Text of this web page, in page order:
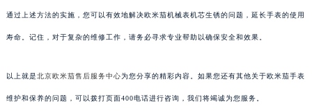
通过上述方法的实施，您可以有效地解决欧米茄机械表机芯生锈的问题，延长手表的使用
寿命。记住，对于复杂的维修工作，请务必寻求专业帮助以确保安全和效果。
以上就是北京欧米茄售后服务中心为您分享的精彩内容。如果您还有其他关于欧米茄手表
维护和保养的问题，可以拨打页面400电话进行咨询，我们将竭诚为您服务。